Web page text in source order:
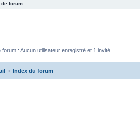
forum.
: Aucun utilisateur enregistré et 1 invité
Index du forum